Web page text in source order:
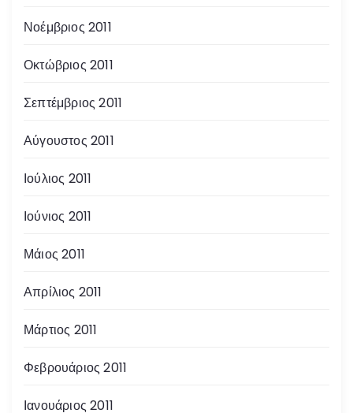
Νοέμβριος 2011
Οκτώβριος 2011
Σεπτέμβριος 2011
Αύγουστος 2011
Ιούλιος 2011
Ιούνιος 2011
Μάιος 2011
Απρίλιος 2011
Μάρτιος 2011
Φεβρουάριος 2011
Ιανουάριος 2011